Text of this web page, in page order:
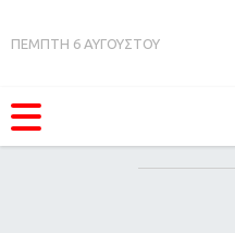
ΠΕΜΠΤΗ 6 ΑΥΓΟΥΣΤΟΥ